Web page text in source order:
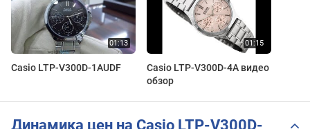
Casio LTP-V300D-1AUDF
Casio LTP-V300D-4A видео
обзор
Динамика цен на Casio LTP-V300D-